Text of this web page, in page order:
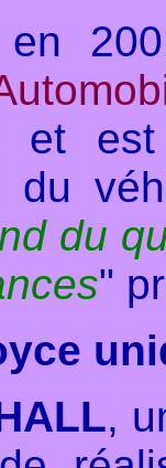
en
et
du
du
"
,